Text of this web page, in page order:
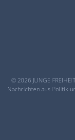
© 2026 JUNGE
Nachrichten aus Politik